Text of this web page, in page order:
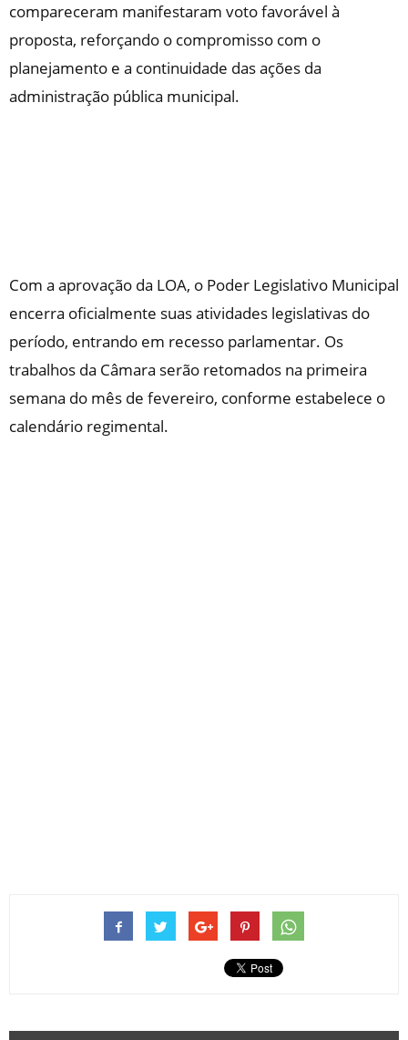
compareceram manifestaram voto favorável à
proposta, reforçando o compromisso com o
planejamento e a continuidade das ações da
administração pública municipal.
Com a aprovação da LOA, o Poder Legislativo Municipal
encerra oficialmente suas atividades legislativas do
período, entrando em recesso parlamentar. Os
trabalhos da Câmara serão retomados na primeira
semana do mês de fevereiro, conforme estabelece o
calendário regimental.